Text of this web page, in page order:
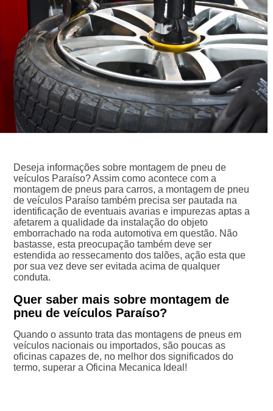
Deseja informações sobre montagem de pneu de
veículos Paraíso? Assim como acontece com a
montagem de pneus para carros, a montagem de pneu
de veículos Paraíso também precisa ser pautada na
identificação de eventuais avarias e impurezas aptas a
afetarem a qualidade da instalação do objeto
emborrachado na roda automotiva em questão. Não
bastasse, esta preocupação também deve ser
estendida ao ressecamento dos talões, ação esta que
por sua vez deve ser evitada acima de qualquer
conduta.
Quer saber mais sobre montagem de
pneu de veículos Paraíso?
Quando o assunto trata das montagens de pneus em
veículos nacionais ou importados, são poucas as
oficinas capazes de, no melhor dos significados do
termo, superar a Oficina Mecanica Ideal!